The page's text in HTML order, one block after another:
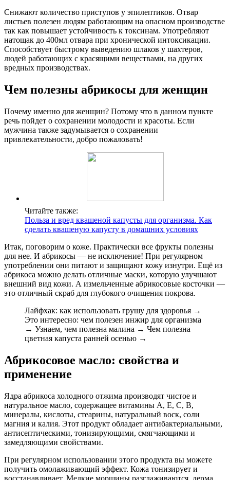
Снижают количество приступов у эпилептиков. Отвар
листьев полезен людям работающим на опасном производстве
так как повышает устойчивость к токсинам. Употребляют
натощак до 400мл отвара при хронической интоксикации.
Способствует быстрому выведению шлаков у шахтеров,
людей работающих с красящими веществами, на других
вредных производствах.
Чем полезны абрикосы для женщин
Почему именно для женщин? Потому что в данном пункте
речь пойдет о сохранении молодости и красоты. Если
мужчина также задумывается о сохранении
привлекательности, добро пожаловать!
Читайте также:
Польза и вред квашеной капусты для организма. Как
сделать квашеную капусту в домашних условиях
Итак, поговорим о коже. Практически все фрукты полезны
для нее. И абрикосы — не исключение! При регулярном
употреблении они питают и защищают кожу изнутри. Ещё из
абрикоса можно делать отличные маски, которую улучшают
внешний вид кожи. А измельченные абрикосовые косточки —
это отличный скраб для глубокого очищения покрова.
Лайфхак: как использовать грушу для здоровья →
Это интересно: чем полезен инжир для организма
→ Узнаем, чем полезна малина → Чем полезна
цветная капуста ранней осенью →
Абрикосовое масло: свойства и
применение
Ядра абрикоса холодного отжима производят чистое и
натуральное масло, содержащее витамины А, Е, С, В,
минералы, кислоты, стеарины, натуральный воск, соли
магния и калия. Этот продукт обладает антибактериальными,
антисептическими, тонизирующими, смягчающими и
замедляющими свойствами.
При регулярном использовании этого продукта вы можете
получить омолаживающий эффект. Кожа тонизирует и
восстанавливает. Мелкие морщины разглаживаются, дерма